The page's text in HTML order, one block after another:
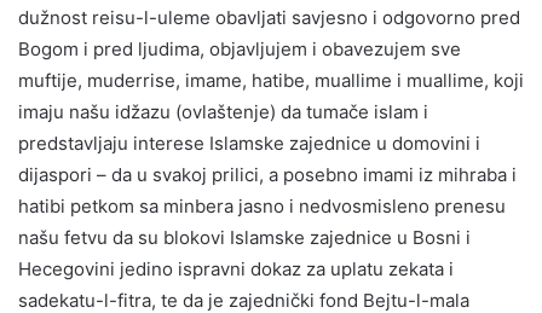
dužnost reisu-l-uleme obavljati savjesno i odgovorno pred
Bogom i pred ljudima, objavljujem i obavezujem sve
muftije, muderrise, imame, hatibe, muallime i muallime, koji
imaju našu idžazu (ovlaštenje) da tumače islam i
predstavljaju interese Islamske zajednice u domovini i
dijaspori – da u svakoj prilici, a posebno imami iz mihraba i
hatibi petkom sa minbera jasno i nedvosmisleno prenesu
našu fetvu da su blokovi Islamske zajednice u Bosni i
Hecegovini jedino ispravni dokaz za uplatu zekata i
sadekatu-l-fitra, te da je zajednički fond Bejtu-l-mala